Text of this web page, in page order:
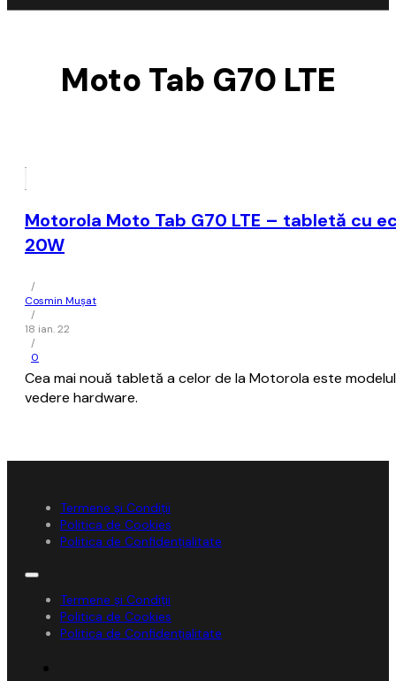
Moto Tab G70 LTE
Motorola Moto Tab G70 LTE – tabletă cu
20W
/
Cosmin Mușat
/
18 ian. 22
/
0
Cea mai nouă tabletă a celor de la Motorola este
vedere hardware.
Termene și Condiții
Politica de Cookies
Politica de Confidențialitate
Termene și Condiții
Politica de Cookies
Politica de Confidențialitate